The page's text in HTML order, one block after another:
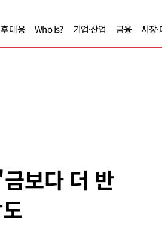
대응 Who Is? 기업·산업 금융 시장·
보다 더 반